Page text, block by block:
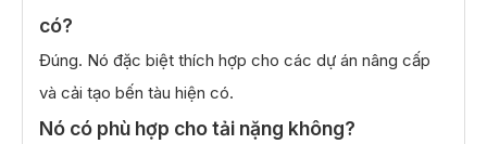
có?
Đúng. Nó đặc biệt thích hợp cho các dự án nâng cấp
và cải tạo bến tàu hiện có.
Nó có phù hợp cho tải nặng không?